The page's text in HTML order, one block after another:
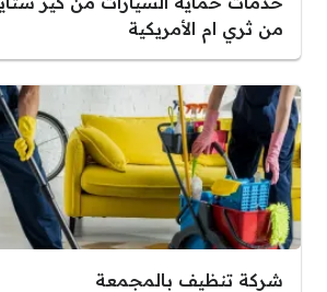
من ثري ام الأمريكية
شركة تنظيف بالمجمعة